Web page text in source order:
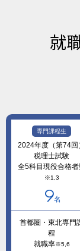
就
専門課程生
2024年度（第74回
税理士試験
全5科目現役合格者
※1,3
9名
首都圏・東北専門
程
就職率※5,6